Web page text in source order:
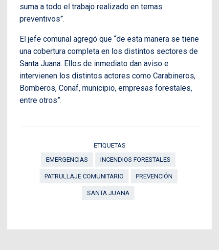
suma a todo el trabajo realizado en temas
preventivos”.
El jefe comunal agregó que “de esta manera se tiene
una cobertura completa en los distintos sectores de
Santa Juana. Ellos de inmediato dan aviso e
intervienen los distintos actores como Carabineros,
Bomberos, Conaf, municipio, empresas forestales,
entre otros”.
ETIQUETAS
EMERGENCIAS
INCENDIOS FORESTALES
PATRULLAJE COMUNITARIO PREVENCIÓN
SANTA JUANA